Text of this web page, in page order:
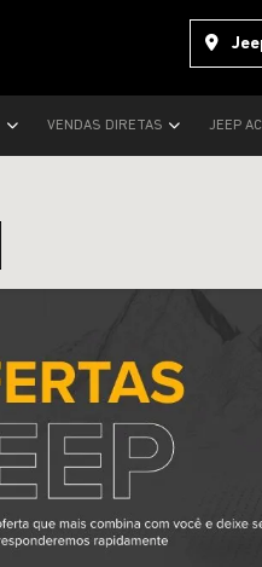
VENDAS DIRETAS JEEP